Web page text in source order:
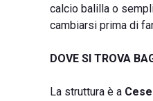
calcio balilla o
cambiarsi prima di
DOVE SI TROVA
La struttura è a